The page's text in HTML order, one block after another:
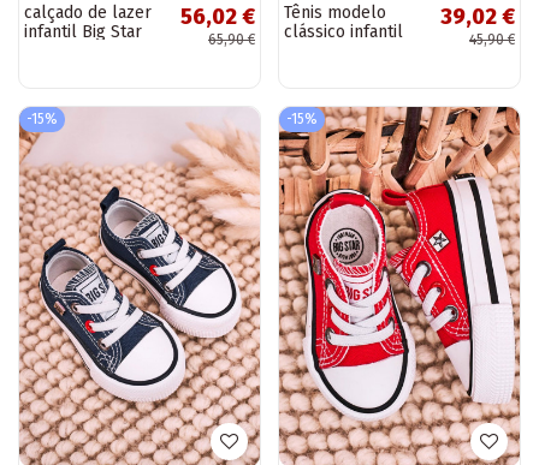
calçado de lazer
infantil Big Star
56,02 €
65,90 €
Tênis modelo
clássico infantil
preta
39,02 €
45,90 €
-15% -15%